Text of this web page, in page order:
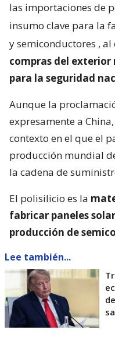
las importaciones de
insumo clave para la
y semiconductores , al
compras del exterior
para la seguridad
Aunque la
expresamente a
contexto en el que el
producción mundial
la cadena de
El polisilicio es la
fabricar paneles
producción de
Lee también...